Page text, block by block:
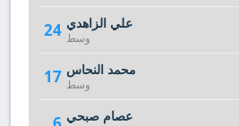
24 علي الزاهدي
وسط
17 محمد النحاس
وسط
عصام صبحي